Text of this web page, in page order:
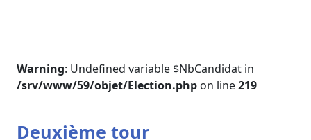
Warning: Undefined variable $NbCandidat in
/srv/www/59/objet/Election.php on line219
Deuxième tour